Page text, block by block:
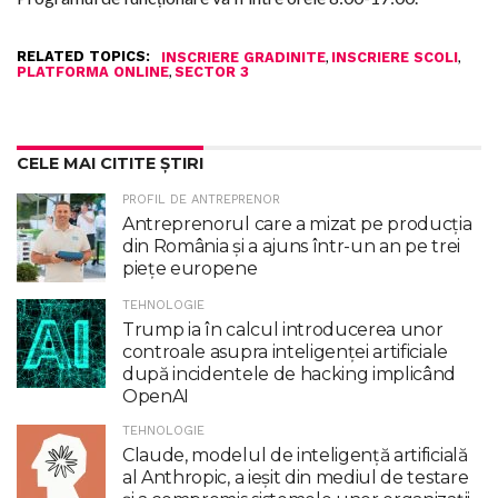
RELATED TOPICS: INSCRIERE GRADINITE, INSCRIERE SCOLI,
PLATFORMA ONLINE, SECTOR 3
CELE MAI CITITE ȘTIRI
PROFIL DE ANTREPRENOR
Antreprenorul care a mizat pe producția
din România și a ajuns într-un an pe trei
piețe europene
TEHNOLOGIE
Trump ia în calcul introducerea unor
controale asupra inteligenţei artificiale
după incidentele de hacking implicând
OpenAI
TEHNOLOGIE
Claude, modelul de inteligenţă artificială
al Anthropic, a ieşit din mediul de testare